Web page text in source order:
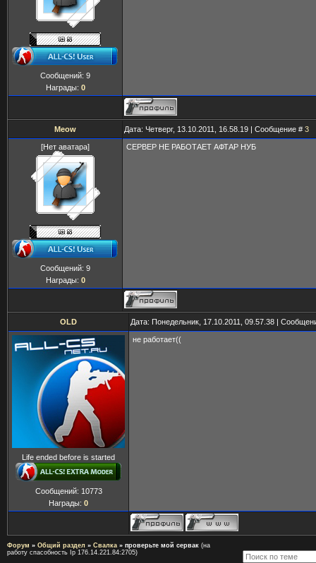
Сообщений: 9
Награды: 0
Meow Дата: Четверг, 13.10.2011, 16.58.19 | Сообщение # 3
[Нет аватара]
Сообщений: 9
Награды: 0
СЕРВЕР НЕ РАБОТАЕТ АФТАР НУБ
OLD Дата: Понедельник, 17.10.2011, 09.57.38 |
Life ended before is started
Сообщений: 10773
Награды: 0
не работает((
Форум » Общий раздел » Свалка » проверьте мой сервак (на
работу спасобность Ip 176.14.221.84:2705)